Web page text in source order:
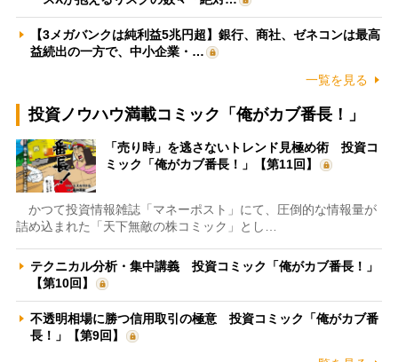
【3メガバンクは純利益5兆円超】銀行、商社、ゼネコンは最高
益続出の一方で、中小企業・…
一覧を見る
投資ノウハウ満載コミック「俺がカブ番長！」
「売り時」を逃さないトレンド見極め術 投資コ
ミック「俺がカブ番長！」【第11回】
かつて投資情報雑誌「マネーポスト」にて、圧倒的な情報量が
詰め込まれた「天下無敵の株コミック」とし…
テクニカル分析・集中講義 投資コミック「俺がカブ番長！」
【第10回】
不透明相場に勝つ信用取引の極意 投資コミック「俺がカブ番
長！」【第9回】